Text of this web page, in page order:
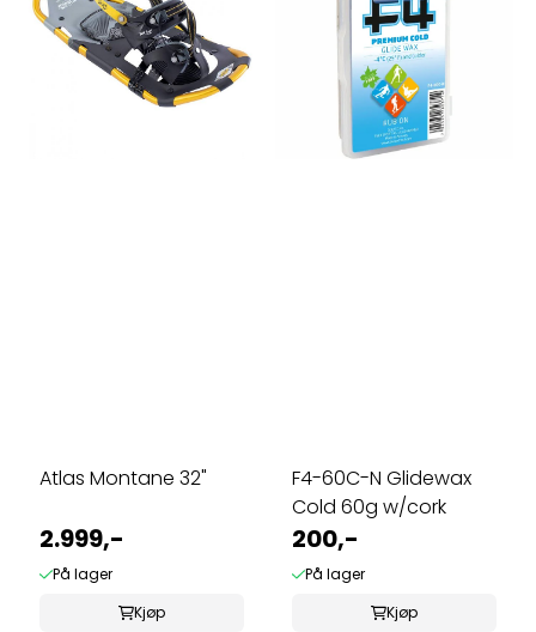
Atlas Montane 32"
2.999,-
På lager
Kjøp
F4-60C-N Glidewax
Cold 60g w/cork
200,-
På lager
Kjøp